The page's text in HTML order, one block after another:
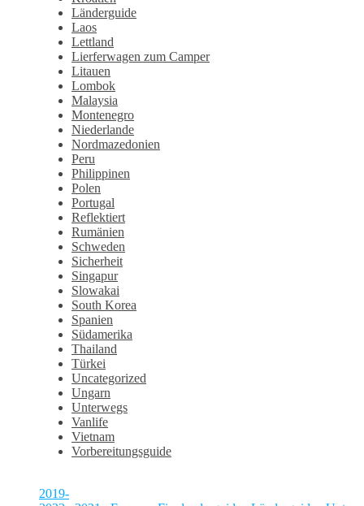
Länderguide
Laos
Lettland
Lierferwagen zum Camper
Litauen
Lombok
Malaysia
Montenegro
Niederlande
Nordmazedonien
Peru
Philippinen
Polen
Portugal
Reflektiert
Rumänien
Schweden
Sicherheit
Singapur
Slowakai
South Korea
Spanien
Südamerika
Thailand
Türkei
Uncategorized
Ungarn
Unterwegs
Vanlife
Vietnam
Vorbereitungsguide
2019-